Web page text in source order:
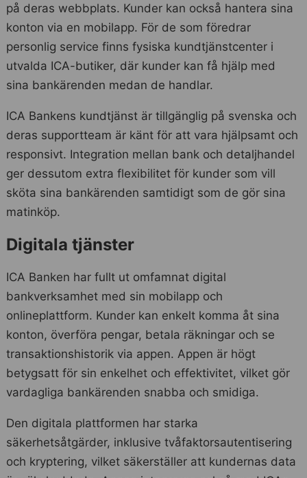
på deras webbplats. Kunder kan också hantera sina
konton via en mobilapp. För de som föredrar
personlig service finns fysiska kundtjänstcenter i
utvalda ICA-butiker, där kunder kan få hjälp med
sina bankärenden medan de handlar.
ICA Bankens kundtjänst är tillgänglig på svenska och
deras supportteam är känt för att vara hjälpsamt och
responsivt. Integration mellan bank och detaljhandel
ger dessutom extra flexibilitet för kunder som vill
sköta sina bankärenden samtidigt som de gör sina
matinköp.
Digitala tjänster
ICA Banken har fullt ut omfamnat digital
bankverksamhet med sin mobilapp och
onlineplattform. Kunder kan enkelt komma åt sina
konton, överföra pengar, betala räkningar och se
transaktionshistorik via appen. Appen är högt
betygsatt för sin enkelhet och effektivitet, vilket gör
vardagliga bankärenden snabba och smidiga.
Den digitala plattformen har starka
säkerhetsåtgärder, inklusive tvåfaktorsautentisering
och kryptering, vilket säkerställer att kundernas data